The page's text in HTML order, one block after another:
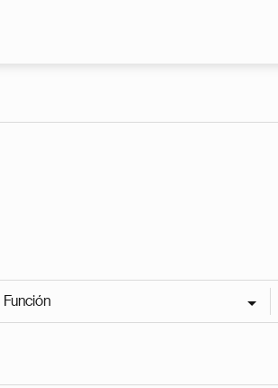
Función